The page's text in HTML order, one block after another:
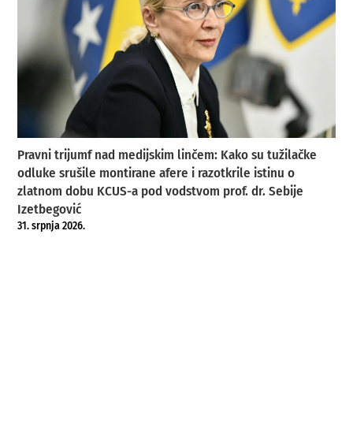
Pravni trijumf nad medijskim linčem: Kako su tužilačke
odluke srušile montirane afere i razotkrile istinu o
zlatnom dobu KCUS-a pod vodstvom prof. dr. Sebije
Izetbegović
31. srpnja 2026.